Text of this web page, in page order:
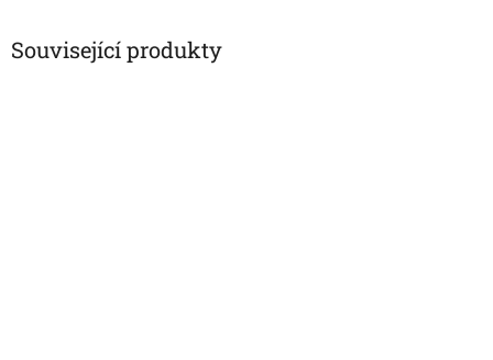
Související produkty